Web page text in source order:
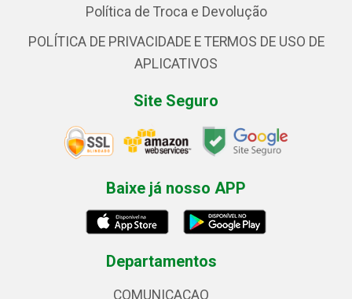
Política de Troca e Devolução
POLÍTICA DE PRIVACIDADE E TERMOS DE USO DE
APLICATIVOS
Site Seguro
Baixe já nosso APP
Departamentos
COMUNICACAO